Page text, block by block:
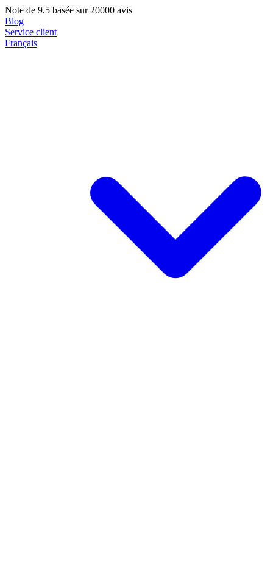
Note de 9.5 basée sur 20000 avis
Blog
Service client
Français